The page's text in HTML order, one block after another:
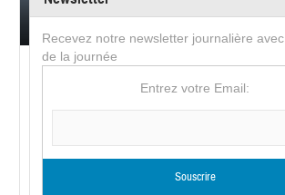
Recevez notre newsletter journalière
de la journée
Entrez votre Email: